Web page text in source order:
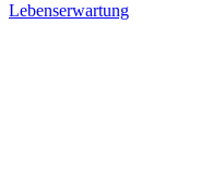
Lebenserwartung